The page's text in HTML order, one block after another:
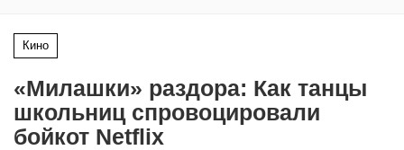
Кино
«Милашки» раздора: Как танцы
школьниц спровоцировали
бойкот Netflix